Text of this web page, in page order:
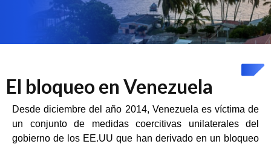
El bloqueo en Venezuela
Desde diciembre del año 2014, Venezuela es víctima de
un conjunto de medidas coercitivas unilaterales del
gobierno de los EE.UU que han derivado en un bloqueo